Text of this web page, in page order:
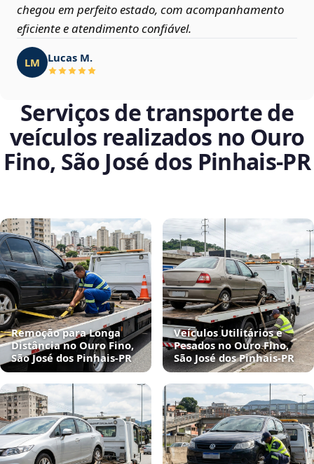
chegou em perfeito estado, com acompanhamento
eficiente e atendimento confiável.
LM Lucas M.
Serviços de transporte de
veículos realizados no Ouro
Fino, São José dos Pinhais‑PR
Remoção para Longa
Distância no Ouro Fino,
São José dos Pinhais‑PR
Veículos Utilitários e
Pesados no Ouro Fino,
São José dos Pinhais‑PR